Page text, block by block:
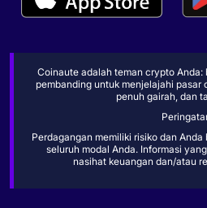
Coinaute adalah teman crypto Anda:
pembanding untuk menjelajahi pasar
penuh gairah, dan
Perdagangan memiliki risiko dan
seluruh modal Anda. Informasi
nasihat keuangan dan/atau